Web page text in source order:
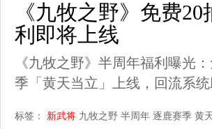
《九牧之野》免费
利即将上线
《九牧之野》半周年福利曝光
季「黄天当立」上线，回流系
标签： 新武将 九牧之野 半周年 逐鹿赛季 黄